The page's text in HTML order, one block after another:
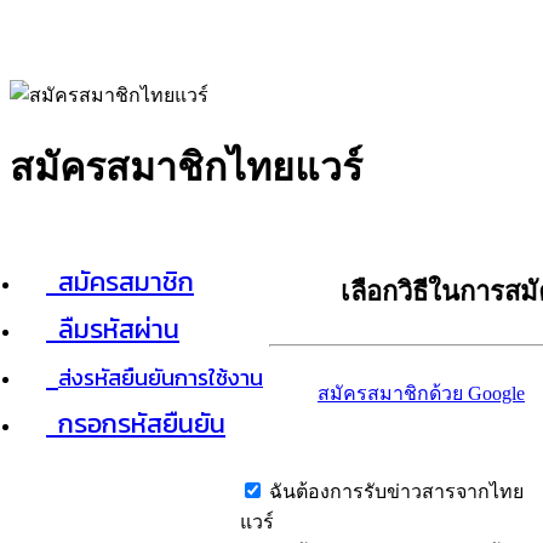
สมัครสมาชิกไทยแวร์
สมัครสมาชิก
ลืมรหัสผ่าน
ส่งรหัสยืนยันการใช้งาน
กรอกรหัสยืนยัน
เลือกวิธีในการส
สมัครสมาชิกด้วย Google
ฉันต้องการรับข่าวสารจากไทย
แวร์